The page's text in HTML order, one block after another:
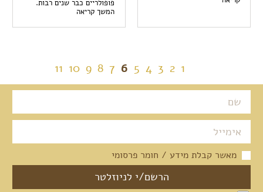
פופולריים כבר שנים רבות.
המשך קריאה
1
2
3
4
5
6
7
8
9
10
11
מאשר קבלת מידע / חומר פרסומי